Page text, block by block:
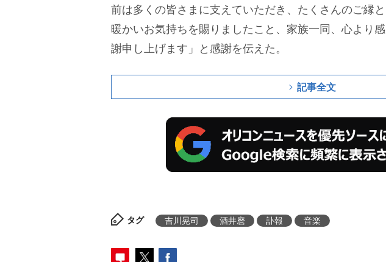
前は多くの皆さまに支えていただき、たくさんのご縁と
暖かいお気持ちを賜りましたこと、家族一同、心より感
謝申し上げます」と感謝を伝えた。
記事全文
タグ 吉川晃司 酒井麿 訃報 音楽